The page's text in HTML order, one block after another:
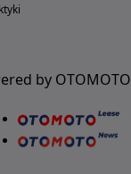
by OTOMOTO